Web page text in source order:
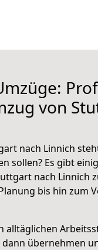
von
nach Linnich
sollen? Es gibt
nach Linnich
bis hin zum
alltäglichen
übernehmen